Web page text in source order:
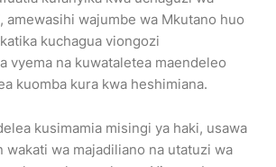
amewasihi wajumbe wa Mkutano huo
kuchagua viongozi
vyema na kuwataletea maendeleo
kuomba kura kwa heshimiana.
kusimamia misingi ya haki, usawa
wakati wa majadiliano na utatuzi wa